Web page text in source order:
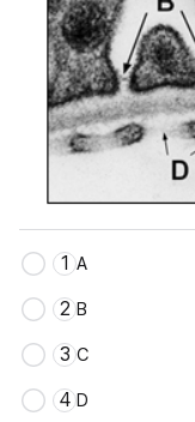
1 A
2 B
3 C
4 D